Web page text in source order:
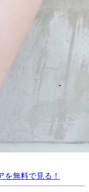
を無料で見る！